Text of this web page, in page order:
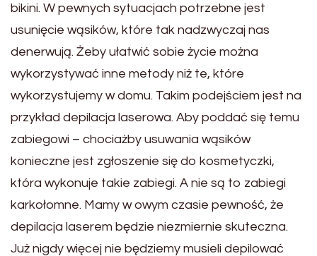
bikini. W pewnych sytuacjach potrzebne jest
usunięcie wąsików, które tak nadzwyczaj nas
denerwują. Żeby ułatwić sobie życie można
wykorzystywać inne metody niż te, które
wykorzystujemy w domu. Takim podejściem jest na
przykład depilacja laserowa. Aby poddać się temu
zabiegowi – chociażby usuwania wąsików
konieczne jest zgłoszenie się do kosmetyczki,
która wykonuje takie zabiegi. A nie są to zabiegi
karkołomne. Mamy w owym czasie pewność, że
depilacja laserem będzie niezmiernie skuteczna.
Już nigdy więcej nie będziemy musieli depilować